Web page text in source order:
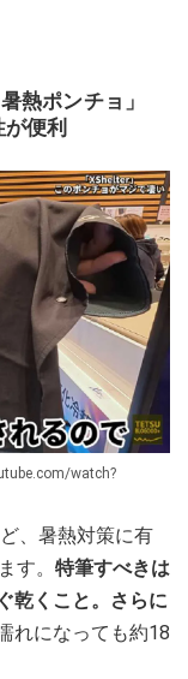
熱ポンチョ」
便利
watch?
、暑熱対策に有
す。 特筆すべきは
乾くこと。さらに
れになっても約18